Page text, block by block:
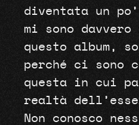
diventata un
mi sono
questo album,
perché ci sono
questa in cui
realtà
Non conosco